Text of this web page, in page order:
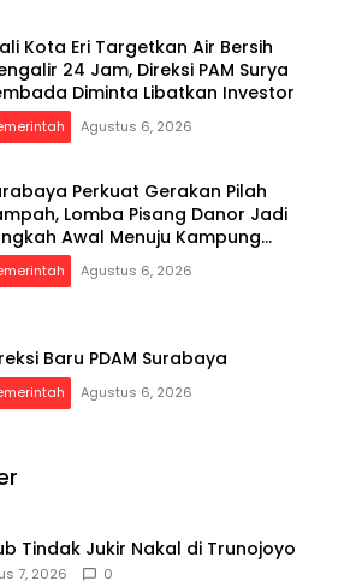
Kota Eri Targetkan Air Bersih
24 Jam, Direksi PAM Surya
Diminta Libatkan Investor
Agustus 6, 2026
Perkuat Gerakan Pilah
Lomba Pisang Danor Jadi
Awal Menuju Kampung
Agustus 6, 2026
Baru PDAM Surabaya
Agustus 6, 2026
Tindak Jukir Nakal di Trunojoyo
7, 2026 0